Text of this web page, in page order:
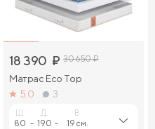
18 390 ₽ 30 650₽
Матрас Eco Top
5.0
3
Ш.
80 -
Д.
190 -
В.
19 см.